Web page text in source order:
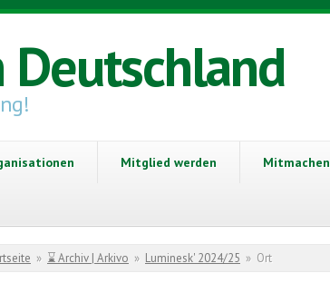
Deutschland
Mitglied werden Mitmachen
sind hier
» ⌛ Archiv | Arkivo » Luminesk' 2024/25 » Ort